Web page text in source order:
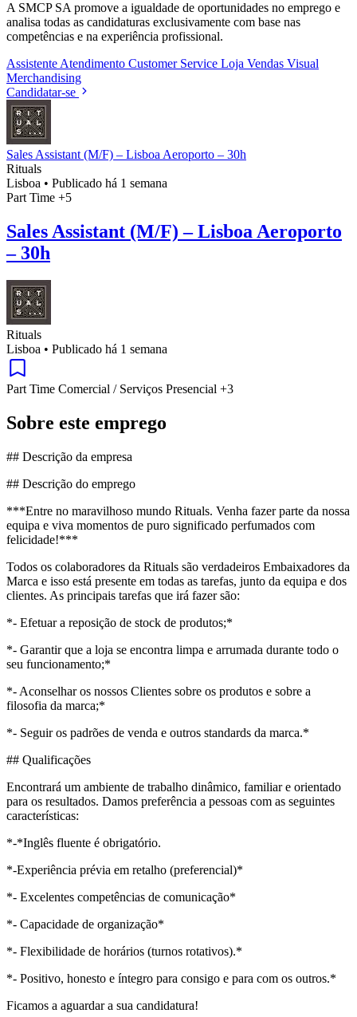
A SMCP SA promove a igualdade de oportunidades no emprego e
analisa todas as candidaturas exclusivamente com base nas
competências e na experiência profissional.
Assistente Atendimento Customer Service Loja Vendas Visual
Merchandising
Candidatar-se
Sales Assistant (M/F) – Lisboa Aeroporto – 30h
Rituals
Lisboa • Publicado há 1 semana
Part Time +5
Sales Assistant (M/F) – Lisboa Aeroporto
– 30h
Rituals
Lisboa • Publicado há 1 semana
Part Time Comercial / Serviços Presencial +3
Sobre este emprego
## Descrição da empresa
## Descrição do emprego
***Entre no maravilhoso mundo Rituals. Venha fazer parte da nossa
equipa e viva momentos de puro significado perfumados com
felicidade!***
Todos os colaboradores da Rituals são verdadeiros Embaixadores da
Marca e isso está presente em todas as tarefas, junto da equipa e dos
clientes. As principais tarefas que irá fazer são:
*- Efetuar a reposição de stock de produtos;*
*- Garantir que a loja se encontra limpa e arrumada durante todo o
seu funcionamento;*
*- Aconselhar os nossos Clientes sobre os produtos e sobre a
filosofia da marca;*
*- Seguir os padrões de venda e outros standards da marca.*
## Qualificações
Encontrará um ambiente de trabalho dinâmico, familiar e orientado
para os resultados. Damos preferência a pessoas com as seguintes
características:
*-*Inglês fluente é obrigatório.
*-Experiência prévia em retalho (preferencial)*
*- Excelentes competências de comunicação*
*- Capacidade de organização*
*- Flexibilidade de horários (turnos rotativos).*
*- Positivo, honesto e íntegro para consigo e para com os outros.*
Ficamos a aguardar a sua candidatura!